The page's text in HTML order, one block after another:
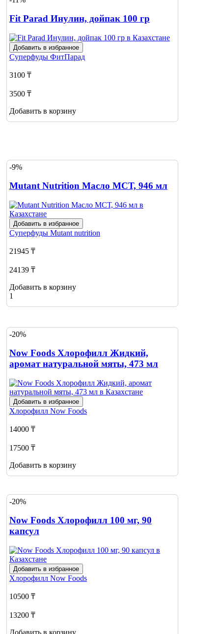
Fit Parad Инулин, дойпак 100 гр
Добавить в избранное
Суперфуды ФитПарад
3100 ₸
3500 ₸
Добавить в корзину
-9%
Mutant Nutrition Масло МСТ, 946 мл
Добавить в избранное
Суперфуды Mutant nutrition
21945 ₸
24139 ₸
Добавить в корзину
1
-20%
Now Foods Хлорофилл Жидкий,
аромат натуральной мяты, 473 мл
Добавить в избранное
Хлорофилл Now Foods
14000 ₸
17500 ₸
Добавить в корзину
-20%
Now Foods Хлорофилл 100 мг, 90
капсул
Добавить в избранное
Хлорофилл Now Foods
10500 ₸
13200 ₸
Добавить в корзину